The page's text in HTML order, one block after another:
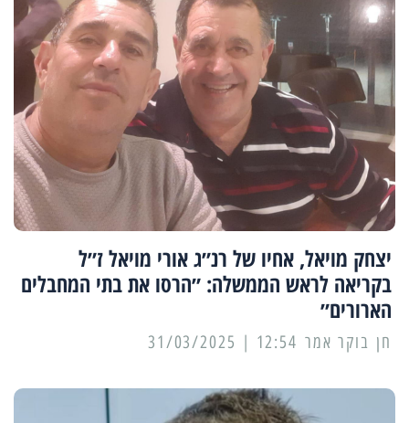
יצחק מויאל, אחיו של רנ״ג אורי מויאל ז״ל
בקריאה לראש הממשלה: ״הרסו את בתי המחבלים
הארורים״
12:54 | 31/03/2025